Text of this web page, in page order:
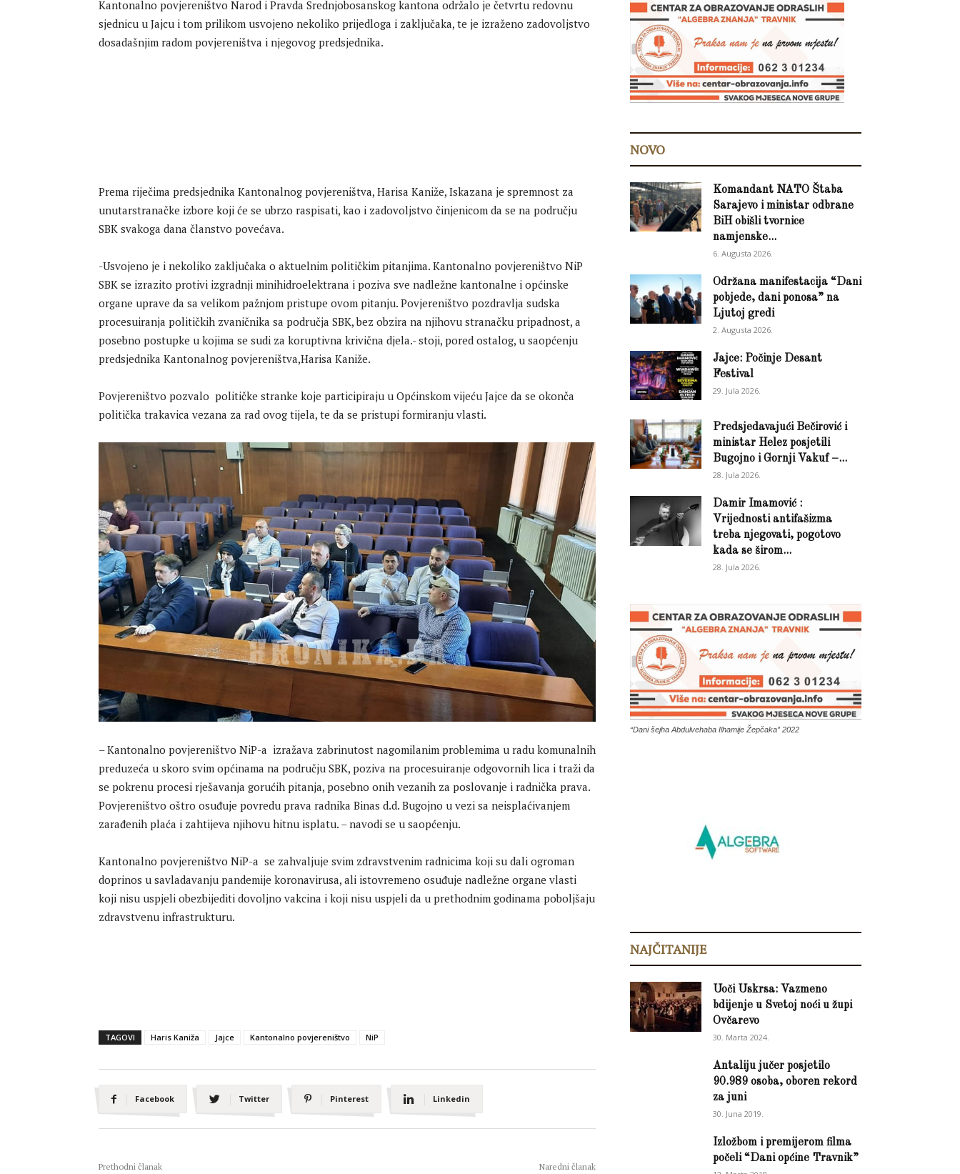
Kantonalno povjereništvo Narod i Pravda Srednjobosanskog kantona održalo je četvrtu redovnu
sjednicu u Jajcu i tom prilikom usvojeno nekoliko prijedloga i zaključaka, te je izraženo zadovoljstvo
dosadašnjim radom povjereništva i njegovog predsjednika.
Prema riječima predsjednika Kantonalnog povjereništva, Harisa Kaniže, Iskazana je spremnost za
unutarstranačke izbore koji će se ubrzo raspisati, kao i zadovoljstvo činjenicom da se na području
SBK svakoga dana članstvo povećava.
-Usvojeno je i nekoliko zaključaka o aktuelnim političkim pitanjima. Kantonalno povjereništvo NiP
SBK se izrazito protivi izgradnji minihidroelektrana i poziva sve nadležne kantonalne i općinske
organe uprave da sa velikom pažnjom pristupe ovom pitanju. Povjereništvo pozdravlja sudska
procesuiranja političkih zvaničnika sa područja SBK, bez obzira na njihovu stranačku pripadnost, a
posebno postupke u kojima se sudi za koruptivna krivična djela.- stoji, pored ostalog, u saopćenju
predsjednika Kantonalnog povjereništva,Harisa Kaniže.
Povjereništvo pozvalo političke stranke koje participiraju u Općinskom vijeću Jajce da se okonča
politička trakavica vezana za rad ovog tijela, te da se pristupi formiranju vlasti.
– Kantonalno povjereništvo NiP-a izražava zabrinutost nagomilanim problemima u radu komunalnih
preduzeća u skoro svim općinama na području SBK, poziva na procesuiranje odgovornih lica i traži da
se pokrenu procesi rješavanja gorućih pitanja, posebno onih vezanih za poslovanje i radnička prava.
Povjereništvo oštro osuđuje povredu prava radnika Binas d.d. Bugojno u vezi sa neisplaćivanjem
zarađenih plaća i zahtijeva njihovu hitnu isplatu. – navodi se u saopćenju.
Kantonalno povjereništvo NiP-a se zahvaljuje svim zdravstvenim radnicima koji su dali ogroman
doprinos u savladavanju pandemije koronavirusa, ali istovremeno osuđuje nadležne organe vlasti
koji nisu uspjeli obezbijediti dovoljno vakcina i koji nisu uspjeli da u prethodnim godinama poboljšaju
zdravstvenu infrastrukturu.
TAGOVI Haris Kaniža Jajce Kantonalno povjereništvo NiP
Facebook Twitter Pinterest Linkedin
Prethodni članak Naredni članak
NOVO
Komandant NATO Štaba
Sarajevo i ministar odbrane
BiH obišli tvornice
namjenske...
6. Augusta 2026.
Održana manifestacija “Dani
pobjede, dani ponosa” na
Ljutoj gredi
2. Augusta 2026.
Jajce: Počinje Desant
Festival
29. Jula 2026.
Predsjedavajući Bečirović i
ministar Helez posjetili
Bugojno i Gornji Vakuf –...
28. Jula 2026.
Damir Imamović :
Vrijednosti antifašizma
treba njegovati, pogotovo
kada se širom...
28. Jula 2026.
“Dani šejha Abdulvehaba Ilhamije Žepčaka” 2022
NAJČITANIJE
Uoči Uskrsa: Vazmeno
bdijenje u Svetoj noći u župi
Ovčarevo
30. Marta 2024.
Antaliju jučer posjetilo
90.989 osoba, oboren rekord
za juni
30. Juna 2019.
Izložbom i premijerom filma
počeli “Dani općine Travnik”